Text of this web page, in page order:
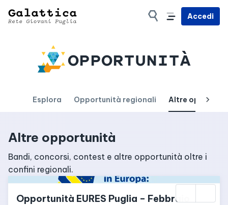
Accedi
OPPORTUNITÀ
Esplora Opportunità regionali Altre
Altre opportunità
Bandi, concorsi, contest e altre opportunità oltre i
confini regionali.
Opportunità EURES Puglia – Febbraio